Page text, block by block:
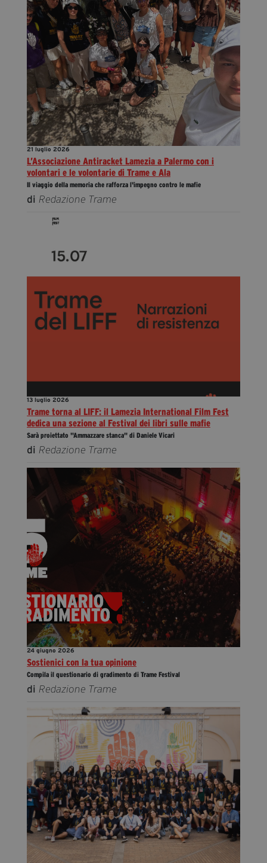
21 luglio 2026
L’Associazione Antiracket Lamezia a Palermo con i
volontari e le volontarie di Trame e Ala
Il viaggio della memoria che rafforza l'impegno contro le mafie
di Redazione Trame
13 luglio 2026
Trame torna al LIFF: il Lamezia International Film Fest
dedica una sezione al Festival dei libri sulle mafie
Sarà proiettato "Ammazzare stanca" di Daniele Vicari
di Redazione Trame
24 giugno 2026
Sostienici con la tua opinione
Compila il questionario di gradimento di Trame Festival
di Redazione Trame